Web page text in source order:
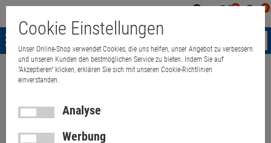
0 0
Menü
Weiter einkaufen
Cookie Einstellungen
Unser Online-Shop verwendet Cookies, die uns helfen, unser Angebot zu verbessern
und unseren Kunden den bestmöglichen Service zu bieten. Indem Sie auf
"Akzeptieren" klicken, erklären Sie sich mit unseren Cookie-Richtlinien
einverstanden.
Analyse
Werbung